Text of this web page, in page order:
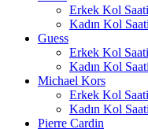
Erkek Kol Saati
Kadın Kol Saati
Guess
Erkek Kol Saati
Kadın Kol Saati
Michael Kors
Erkek Kol Saati
Kadın Kol Saati
Pierre Cardin